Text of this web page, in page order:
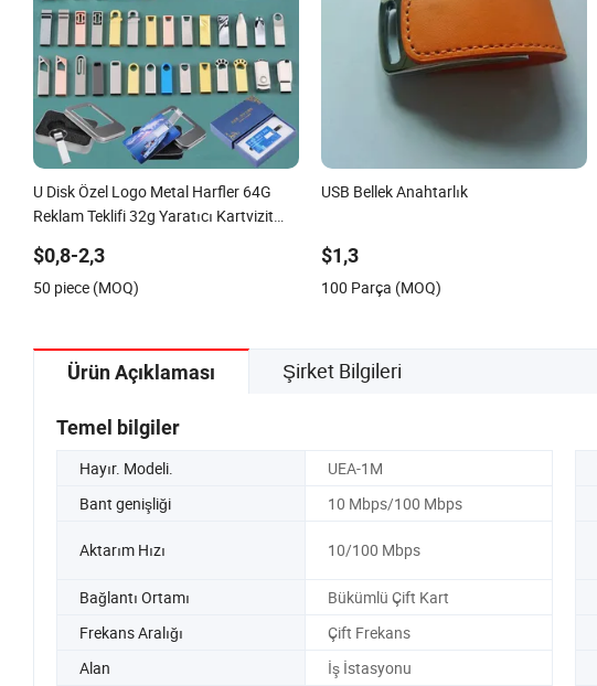
U Disk Özel Logo Metal Harfler 64G
Reklam Teklifi 32g Yaratıcı Kartvizit
$0,8-2,3
50 piece (MOQ)
USB Bellek Anahtarlık
$1,3
100 Parça (MOQ)
Ürün Açıklaması Şirket Bilgileri
Temel bilgiler
Hayır. Modeli. UEA-1M
Bant genişliği
10 Mbps/100 Mbps
Aktarım Hızı 10/100 Mbps
Bağlantı Ortamı
Bükümlü Çift Kart
Frekans Aralığı
Çift Frekans
Alan
İş İstasyonu